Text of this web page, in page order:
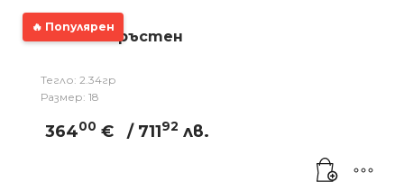
🔥 Популярен
Златен пръстен
Тегло: 2.34гр
Размер: 18
36400 € / 71192 лв.